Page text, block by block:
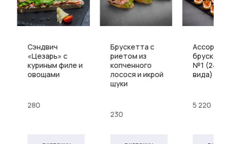
Сэндвич
«Цезарь» с
куриным филе и
овощами
280
Брускетта с
риетом из
копченного
лосося и икрой
щуки
230
Ассорти
№1 (24
вида)
5 220